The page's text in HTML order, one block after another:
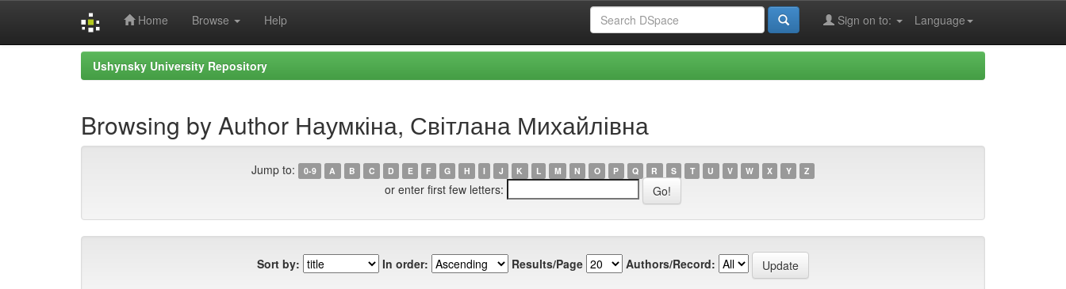
Home Browse Help Language
Sign on to:
Ushynsky University Repository
Browsing by Author Наумкіна, Світлана Михайлівна
Jump to: 0-9 A B C D E F G H I J K L M N O P Q R S T U V W X Y Z
or enter first few letters:
Sort by: In order: Results/Page Authors/Record: